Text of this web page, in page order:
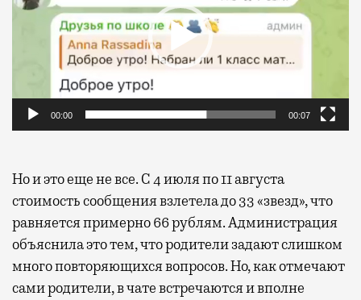
00:00 00:07
Но и это еще не все. С 4 июля по 11 августа
стоимость сообщения взлетела до 33 «звезд», что
равняется примерно 66 рублям. Администрация
объяснила это тем, что родители задают слишком
много повторяющихся вопросов. Но, как отмечают
сами родители, в чате встречаются и вполне